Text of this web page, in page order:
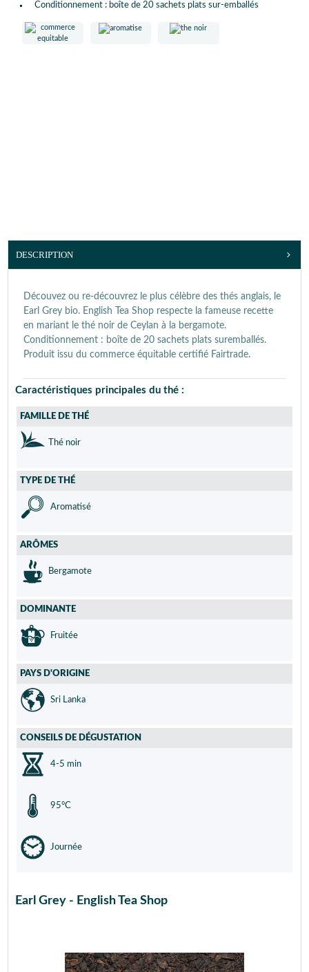
Conditionnement : boîte de 20 sachets plats sur-emballés
DESCRIPTION
Découvez ou re-découvrez le plus célèbre des thés anglais, le
Earl Grey bio. English Tea Shop respecte la fameuse recette
en mariant le thé noir de Ceylan à la bergamote.
Conditionnement : boîte de 20 sachets plats suremballés.
Produit issu du commerce équitable certifié Fairtrade.
Caractéristiques principales du thé :
FAMILLE DE THÉ
Thé noir
TYPE DE THÉ
Aromatisé
ARÔMES
Bergamote
DOMINANTE
Fruitée
PAYS D'ORIGINE
Sri Lanka
CONSEILS DE DÉGUSTATION
4-5 min
95°C
Journée
Earl Grey - English Tea Shop